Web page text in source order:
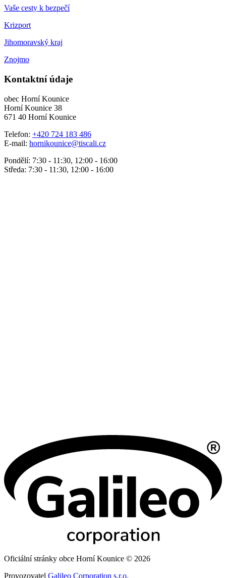
Vaše cesty k bezpečí
Krizport
Jihomoravský kraj
Znojmo
Kontaktní údaje
obec Horní Kounice
Horní Kounice 38
671 40 Horní Kounice
Telefon: +420 724 183 486
E-mail: hornikounice@tiscali.cz
Pondělí: 7:30 - 11:30, 12:00 - 16:00
Středa: 7:30 - 11:30, 12:00 - 16:00
Oficiální stránky obce Horní Kounice © 2026
Provozovatel Galileo Corporation s.r.o.